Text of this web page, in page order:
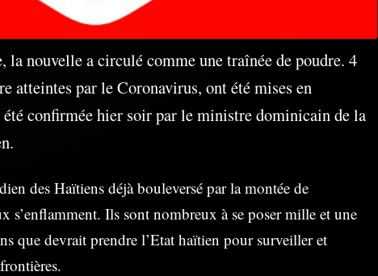
nouvelle a circulé comme une traînée de poudre. 4
atteintes par le Coronavirus, ont été mises en
confirmée hier soir par le ministre dominicain de la
des Haïtiens déjà bouleversé par la montée de
s’enflamment. Ils sont nombreux à se poser mille et une
que devrait prendre l’Etat haïtien pour surveiller et